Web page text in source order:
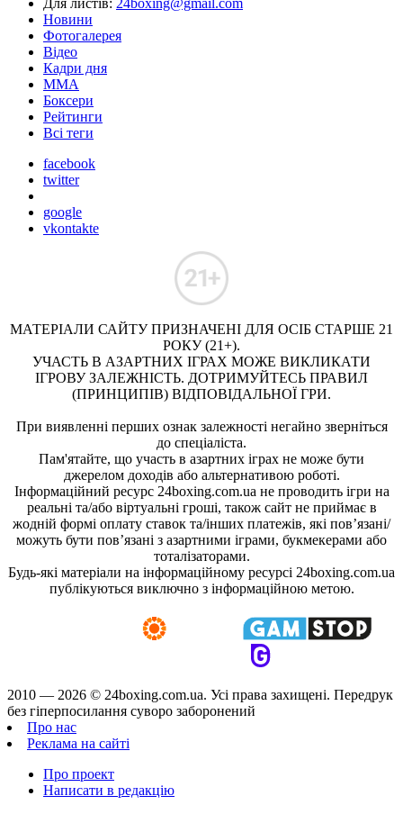
Новини
Фотогалерея
Відео
Кадри дня
ММА
Боксери
Рейтинги
Всі теги
facebook
twitter
google
vkontakte
МАТЕРІАЛИ САЙТУ ПРИЗНАЧЕНІ ДЛЯ ОСІБ СТАРШЕ 21
РОКУ (21+).
УЧАСТЬ В АЗАРТНИХ ІГРАХ МОЖЕ ВИКЛИКАТИ
ІГРОВУ ЗАЛЕЖНІСТЬ. ДОТРИМУЙТЕСЬ ПРАВИЛ
(ПРИНЦИПІВ) ВІДПОВІДАЛЬНОЇ ГРИ.
При виявленні перших ознак залежності негайно зверніться
до спеціаліста.
Пам'ятайте, що участь в азартних іграх не може бути
джерелом доходів або альтернативою роботі.
Інформаційний ресурс 24boxing.com.ua не проводить ігри на
реальні та/або віртуальні гроші, також сайт не приймає в
жодній формі оплату ставок та/інших платежів, які пов’язані/
можуть бути пов’язані з азартними іграми, букмекерами або
тоталізаторами.
Будь-які матеріали на інформаційному ресурсі 24boxing.com.ua
публікуються виключно з інформаційною метою.
2010 — 2026 © 24boxing.com.ua. Усi права захищенi. Передрук
без гіперпосилання суворо заборонений
Про нас
Реклама на сайті
Про проект
Написати в редакцію